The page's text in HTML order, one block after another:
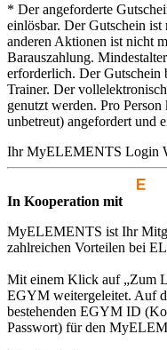
* Der angeforderte
einlösbar. Der Gutschein
anderen Aktionen ist nicht
Barauszahlung.
erforderlich. Der Gutschein
Trainer. Der
genutzt werden. Pro
unbetreut) angefordert und
Ihr MyELEMENTS Login
In Kooperation mit
MyELEMENTS ist Ihr
zahlreichen Vorteilen bei
Mit einem Klick auf „Zum
EGYM weitergeleitet. Auf
bestehenden EGYM ID
Passwort) für den